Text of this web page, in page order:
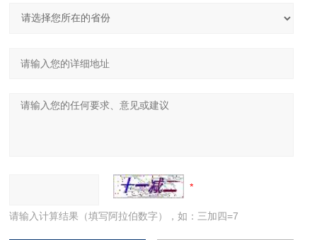
请输入计算结果（填写阿拉伯数字），如：三加四=7